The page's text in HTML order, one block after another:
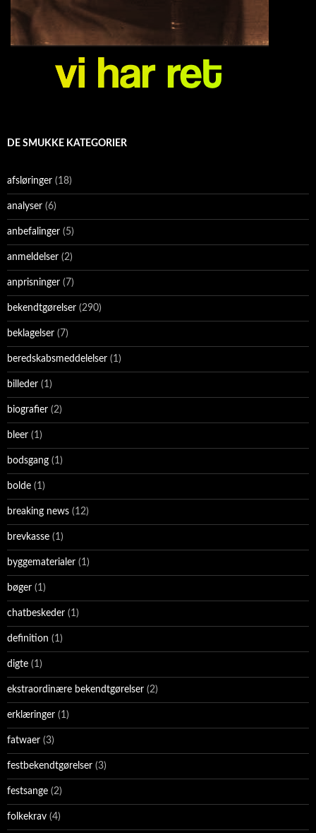
DE SMUKKE KATEGORIER
afsløringer (18)
analyser (6)
anbefalinger (5)
anmeldelser (2)
anprisninger (7)
bekendtgørelser (290)
beklagelser (7)
beredskabsmeddelelser (1)
billeder (1)
biografier (2)
bleer (1)
bodsgang (1)
bolde (1)
breaking news (12)
brevkasse (1)
byggematerialer (1)
bøger (1)
chatbeskeder (1)
definition (1)
digte (1)
ekstraordinære bekendtgørelser (2)
erklæringer (1)
fatwaer (3)
festbekendtgørelser (3)
festsange (2)
folkekrav (4)